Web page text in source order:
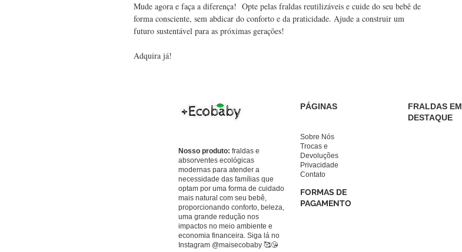
Mude agora e faça a diferença!  Opte pelas fraldas reutilizáveis e cuide do seu bebê de
forma consciente, sem abdicar do conforto e da praticidade. Ajude a construir um
futuro sustentável para as próximas gerações!
Adquira já!
Nosso produto: fraldas e
absorventes ecológicas
modernas para atender a
necessidade das famílias que
optam por uma forma de cuidado
mais natural com seu bebê,
proporcionando conforto, beleza,
uma grande redução nos
impactos no meio ambiente e
economia financeira. Siga lá no
Instagram @maisecobaby 🥰😘
PÁGINAS
Sobre Nós
Trocas e
Devoluções
Privacidade
Contato
FORMAS DE
PAGAMENTO
FRALDAS EM
DESTAQUE